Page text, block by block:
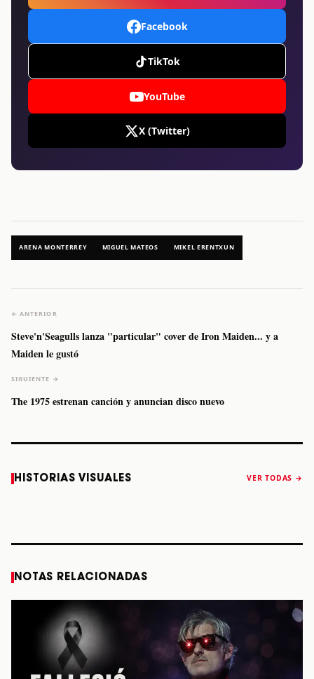
Facebook
TikTok
YouTube
X (Twitter)
ARENA MONTERREY MIGUEL MATEOS MIKEL ERENTXUN
← ANTERIOR
Steve'n'Seagulls lanza "particular" cover de Iron Maiden... y a
Maiden le gustó
SIGUIENTE →
The 1975 estrenan canción y anuncian disco nuevo
HISTORIAS VISUALES VER TODAS →
a Monterrey el
Staiti, guitarrista
anuncia “Reality
NOTAS RELACIONADAS